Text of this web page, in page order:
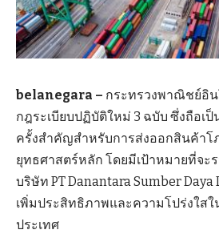
belanegara – กระทรวงพาณิชย์อิ
กฎระเบียบปฏิบัติใหม่ 3 ฉบับ ซึ่งถือเป็
ครั้งสำคัญสำหรับการส่งออกสินค้า
ยุทธศาสตร์หลัก โดยมีเป้าหมายที่จะ
บริษัท PT Danantara Sumber Daya
เพิ่มประสิทธิภาพและความโปร่งใส
ประเทศ